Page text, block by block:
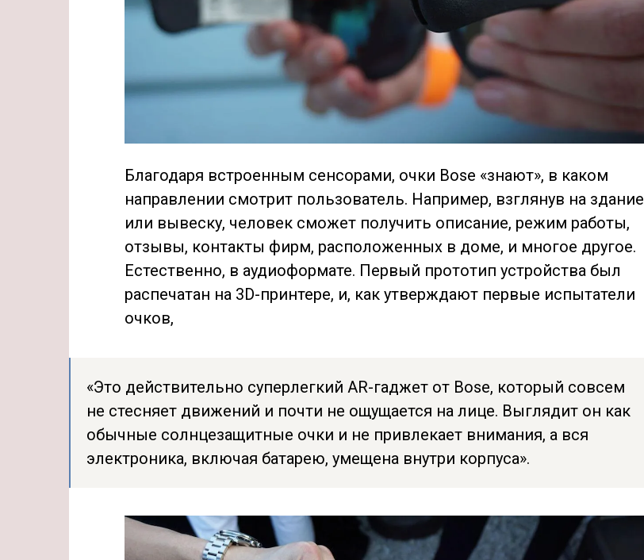
Благодаря встроенным сенсорами, очки Bose «знают», в каком
направлении смотрит пользователь. Например, взглянув на здание
или вывеску, человек сможет получить описание, режим работы,
отзывы, контакты фирм, расположенных в доме, и многое другое.
Естественно, в аудиоформате. Первый прототип устройства был
распечатан на 3D-принтере, и, как утверждают первые испытатели
очков,
«Это действительно суперлегкий AR-гаджет от Bose, который совсем
не стесняет движений и почти не ощущается на лице. Выглядит он как
обычные солнцезащитные очки и не привлекает внимания, а вся
электроника, включая батарею, умещена внутри корпуса».